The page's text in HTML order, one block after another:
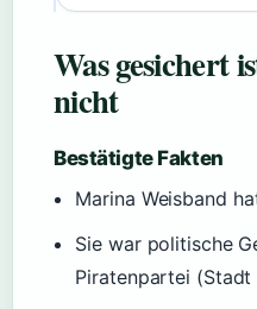
Was gesichert
nicht
Bestätigte Fakten
Marina Weisband
Sie war politische
Piratenpartei (Stadt